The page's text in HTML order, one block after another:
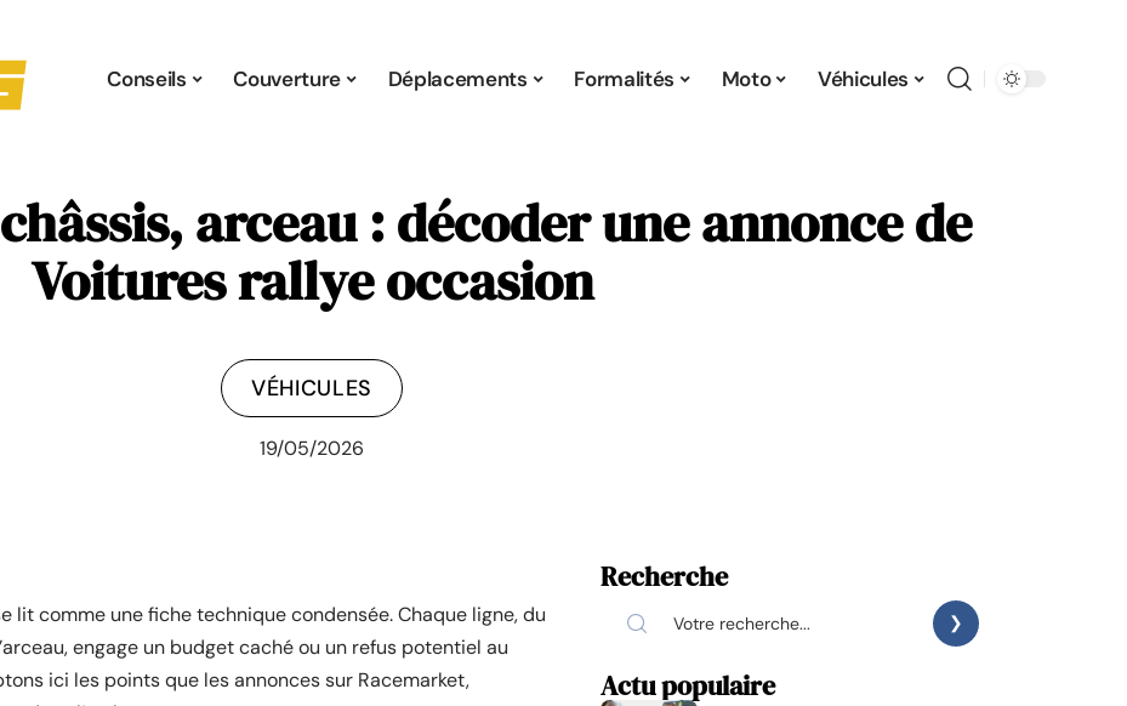
Conseils Couverture Déplacements Formalités Moto Véhicules
arceau : décoder une annonce de
Voitures rallye occasion
VÉHICULES
19/05/2026
lit comme une fiche technique condensée. Chaque ligne, du
engage un budget caché ou un refus potentiel au
ici les points que les annonces sur Racemarket,
Recherche
Actu populaire